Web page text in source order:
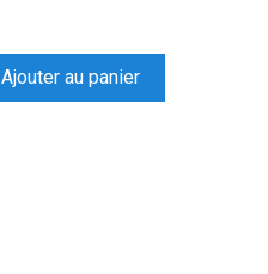
Ajouter au panier